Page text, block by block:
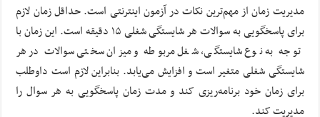
مدیریت زمان از مهم‌ترین نکات در آزمون اینترنتی است. حداقل زمان لازم
برای پاسخگویی به سوالات هر شایستگی شغلی ۱۵ دقیقه است. این زمان با
توجه به نوع شایستگی، شغل مربوطه و میزان سختی سوالات در هر
شایستگی شغلی متغیر است و افزایش می‌یابد. بنابراین لازم است داوطلب
برای زمان خود برنامه‌ریزی کند و مدت زمان پاسخگویی به هر سوال را
مدیریت کند.